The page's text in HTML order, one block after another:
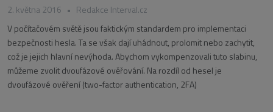
2. května 2016 • Redakce Interval.cz
V počítačovém světě jsou faktickým standardem pro implementaci
bezpečnosti hesla. Ta se však dají uhádnout, prolomit nebo zachytit,
což je jejich hlavní nevýhoda. Abychom vykompenzovali tuto slabinu,
můžeme zvolit dvoufázové ověřování. Na rozdíl od hesel je
dvoufázové ověření (two-factor authentication, 2FA)